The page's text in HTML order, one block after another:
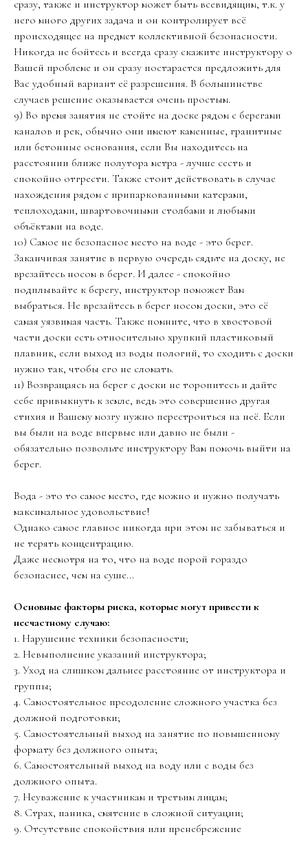
сразу, также и инструктор может быть всевидящим, т.к. у
него много других задача и он контролирует всё
происходящее на предмет коллективной безопасности.
Никогда не бойтесь и всегда сразу скажите инструктору о
Вашей проблеме и он сразу постарается предложить для
Вас удобный вариант её разрешения. В большинстве
случаев решение оказывается очень простым.
9) Во время занятия не стойте на доске рядом с берегами
каналов и рек, обычно они имеют каменные, гранитные
или бетонные основания, если Вы находитесь на
расстоянии ближе полутора метра - лучше сесть и
спокойно отгрести. Также стоит действовать в случае
нахождения рядом с припаркованными катерами,
теплоходами, швартовочными столбами и любыми
объёктами на воде.
10) Самое не безопасное место на воде - это берег.
Заканчивая занятие в первую очередь сядьте на доску, не
врезайтесь носом в берег. И далее - спокойно
подплывайте к берегу, инструктор поможет Вам
выбраться. Не врезайтесь в берег носом доски, это её
самая уязвимая часть. Также помните, что в хвостовой
части доски есть относительно хрупкий пластиковый
плавник, если выход из воды пологий, то сходить с доски
нужно так, чтобы его не сломать.
11) Возвращаясь на берег с доски не торопитесь и дайте
себе привыкнуть к земле, ведь это совершенно другая
стихия и Вашему мозгу нужно перестроиться на неё. Если
вы были на воде впервые или давно не были -
обязательно позвольте инструктору Вам помочь выйти на
берег.
Вода - это то самое место, где можно и нужно получать
максимальное удовольствие!
Однако самое главное никогда при этом не забываться и
не терять концентрацию.
Даже несмотря на то, что на воде порой гораздо
безопаснее, чем на суше...
Основные факторы риска, которые могут привести к
несчастному случаю:
1. Нарушение техники безопасности;
2. Невыполнение указаний инструктора;
3. Уход на слишком дальнее расстояние от инструктора и
группы;
4. Самостоятельное преодоление сложного участка без
должной подготовки;
5. Самостоятельный выход на занятие по повышенному
формату без должного опыта;
6. Самостоятельный выход на воду или с воды без
должного опыта.
7. Неуважение к участникам и третьим лицам;
8. Страх, паника, смятение в сложной ситуации;
9. Отсутствие спокойствия или пренебрежение